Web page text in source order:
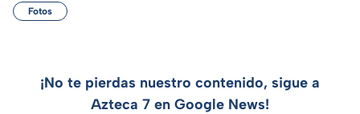
Fotos
¡No te pierdas nuestro contenido, sigue a
Azteca 7 en Google News!